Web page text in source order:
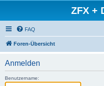
ZFX +
FAQ
Foren-Übersicht
Anmelden
Benutzername: